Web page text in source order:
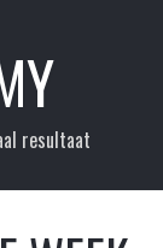
resultaat